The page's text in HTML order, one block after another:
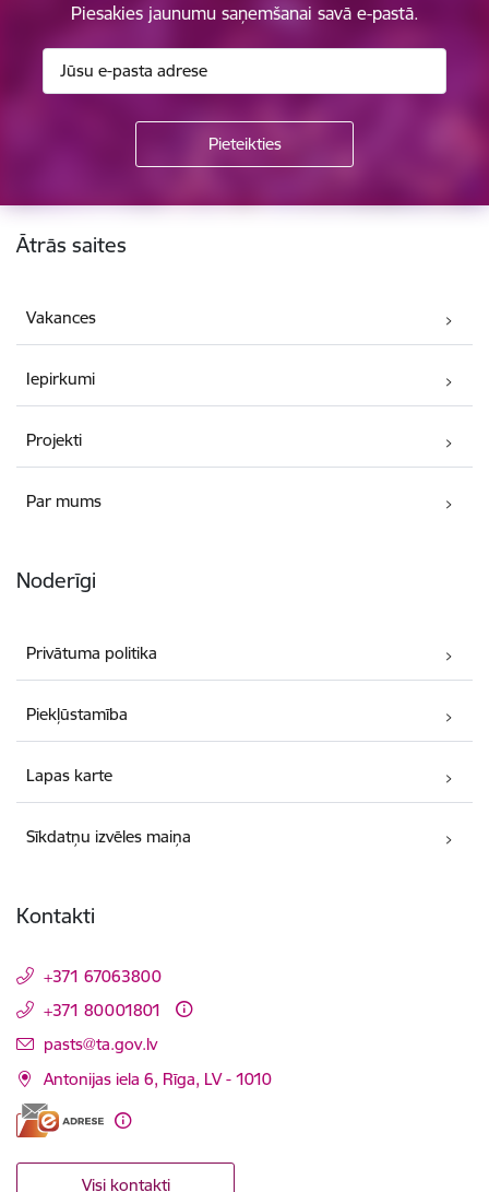
Piesakies jaunumu saņemšanai savā e-pastā.
Kājene
Ātrās saites
Vakances
Iepirkumi
Projekti
Par mums
Noderīgi
Privātuma politika
Piekļūstamība
Lapas karte
Sīkdatņu izvēles maiņa
Kontakti
+371 67063800
+371 80001801
E-pasts:
pasts@ta.gov.lv
Antonijas iela 6, Rīga, LV - 1010
Visi kontakti